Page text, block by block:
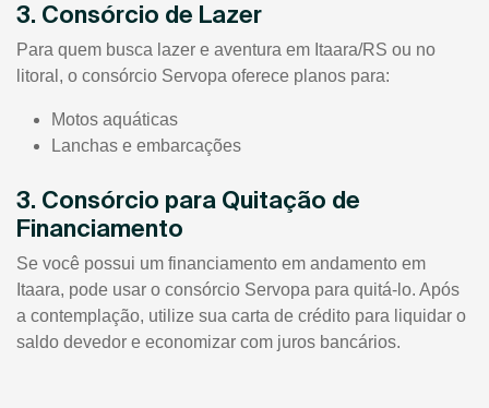
3. Consórcio de Lazer
Para quem busca lazer e aventura em Itaara/RS ou no
litoral, o consórcio Servopa oferece planos para:
Motos aquáticas
Lanchas e embarcações
3. Consórcio para Quitação de
Financiamento
Se você possui um financiamento em andamento em
Itaara, pode usar o consórcio Servopa para quitá-lo. Após
a contemplação, utilize sua carta de crédito para liquidar o
saldo devedor e economizar com juros bancários.